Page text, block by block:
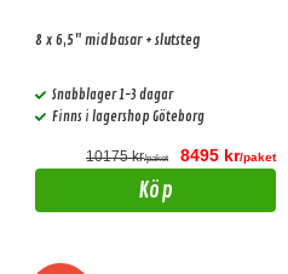
8 x 6,5" midbasar + slutsteg
Snabblager 1-3 dagar
Finns i lagershop Göteborg
10175 kr/paket 8495 kr/paket
Köp